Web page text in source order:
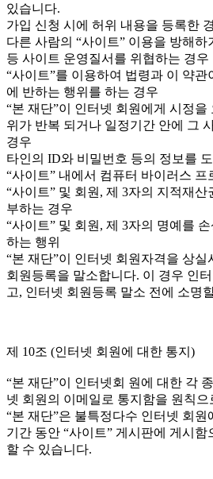
있습니다.
가입 신청 시에 허위 내용을 등록한
다른 사람의 “사이트” 이용을 방해
등 사이트 운영질서를 위협하는 경우
“사이트”를 이용하여 법령과 이 약
에 반하는 행위를 하는 경우
“본 재단”이 인터넷 회원에게 시정을
위가 반복 되거나 일정기간 안에 그
경우
타인의 ID와 비밀번호 등의 정보를
“사이트” 내에서 컴퓨터 바이러스
“사이트” 및 회원, 제 3자의 지적재산
부하는 경우
“사이트” 및 회원, 제 3자의 명예를
하는 행위
“본 재단”이 인터넷 회원자격을 상실
회원등록을 말소합니다. 이 경우 인
고, 인터넷 회원등록 말소 전에 소명
제 10조 (인터넷 회원에 대한 통지)
“본 재단”이 인터넷회 원에 대한 각
넷 회원의 이메일로 통지함을 원칙으
“본 재단”은 불특정다수 인터넷 회원
기간 동안 “사이트” 게시판에 게시
할 수 있습니다.